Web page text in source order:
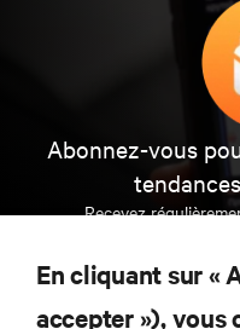
Abonnez-vous
Recevez
interventions et avis
l’alimentation et le
et des
En cliquant sur «
accepter »), vous